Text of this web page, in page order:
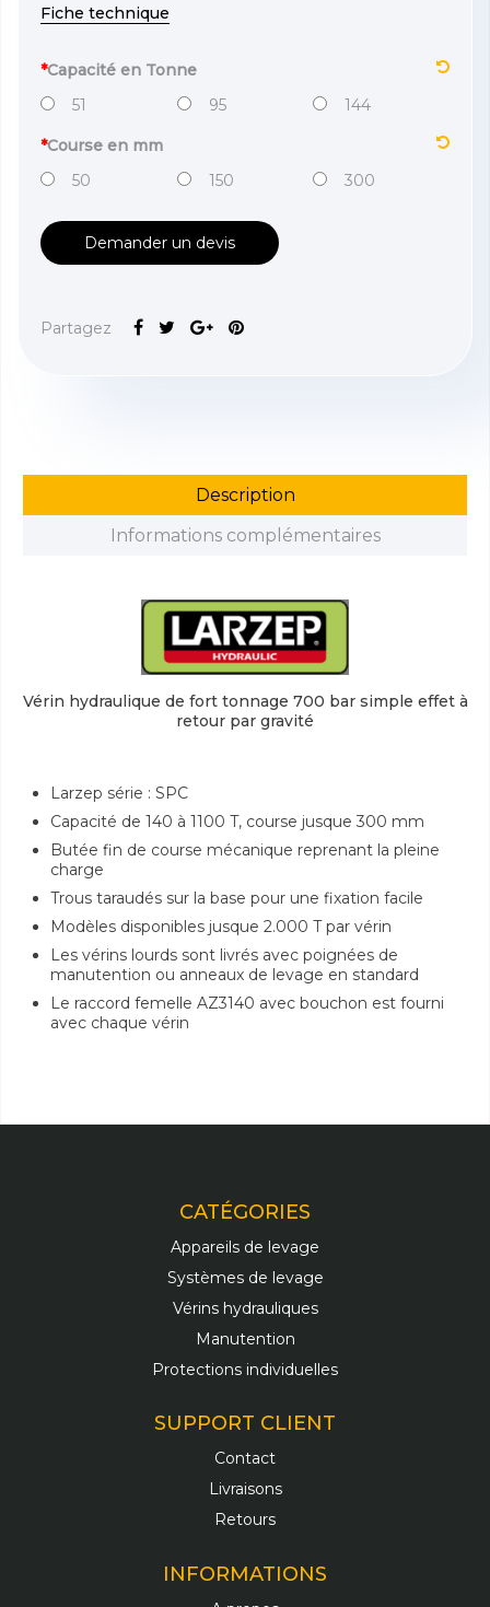
Fiche technique
*Capacité en Tonne
51
95 144
*Course en mm
50
150 300
Demander un devis
Partagez
Description
Informations complémentaires
Vérin hydraulique de fort tonnage 700 bar simple effet à
retour par gravité
Larzep série : SPC
Capacité de 140 à 1100 T, course jusque 300 mm
Butée fin de course mécanique reprenant la pleine
charge
Trous taraudés sur la base pour une fixation facile
Modèles disponibles jusque 2.000 T par vérin
Les vérins lourds sont livrés avec poignées de
manutention ou anneaux de levage en standard
Le raccord femelle AZ3140 avec bouchon est fourni
avec chaque vérin
CATÉGORIES
Appareils de levage
Systèmes de levage
Vérins hydrauliques
Manutention
Protections individuelles
SUPPORT CLIENT
Contact
Livraisons
Retours
INFORMATIONS